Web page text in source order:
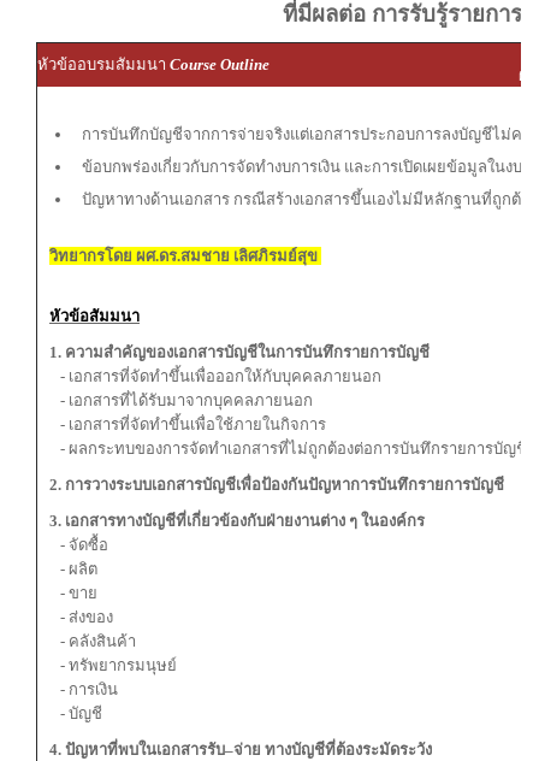
ที่มีผลต่อ การรับรู้รายการ
หัวข้ออบรมสัมมนา Course Outline
ผู้
การบันทึกบัญชีจากการจ่ายจริงแต่เอกสารประกอบการลงบัญชีไม่คร
ข้อบกพร่องเกี่ยวกับการจัดทำงบการเงิน และการเปิดเผยข้อมูลในงบก
ปัญหาทางด้านเอกสาร กรณีสร้างเอกสารขึ้นเองไม่มีหลักฐานที่ถูกต้อ
วิทยากรโดย ผศ.ดร.สมชาย เลิศภิรมย์สุข
หัวข้อสัมมนา
1. ความสำคัญของเอกสารบัญชีในการบันทึกรายการบัญชี
- เอกสารที่จัดทำขึ้นเพื่อออกให้กับบุคคลภายนอก
- เอกสารที่ได้รับมาจากบุคคลภายนอก
- เอกสารที่จัดทำขึ้นเพื่อใช้ภายในกิจการ
- ผลกระทบของการจัดทำเอกสารที่ไม่ถูกต้องต่อการบันทึกรายการบัญชี
2. การวางระบบเอกสารบัญชีเพื่อป้องกันปัญหาการบันทึกรายการบัญชี
3. เอกสารทางบัญชีที่เกี่ยวข้องกับฝ่ายงานต่าง ๆ ในองค์กร
- จัดซื้อ
- ผลิต
- ขาย
- ส่งของ
- คลังสินค้า
- ทรัพยากรมนุษย์
- การเงิน
- บัญชี
4. ปัญหาที่พบในเอกสารรับ–จ่าย ทางบัญชีที่ต้องระมัดระวัง